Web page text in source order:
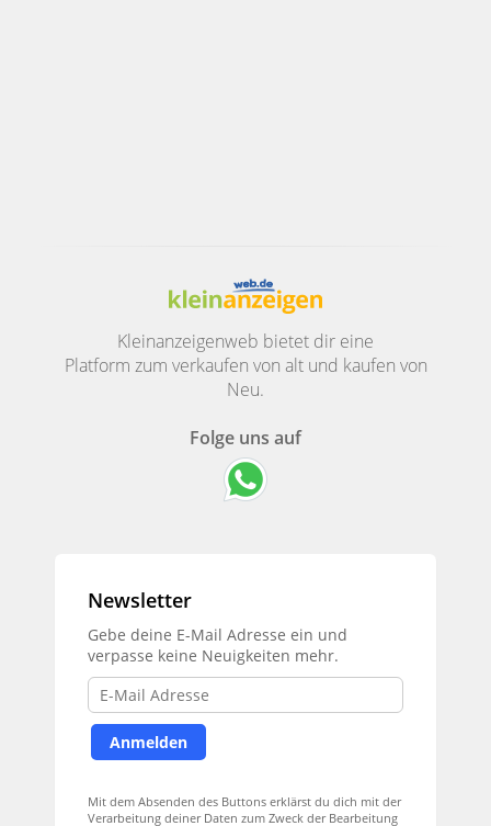
Kleinanzeigenweb bietet dir eine
Platform zum verkaufen von alt und kaufen von
Neu.
Folge uns auf
Newsletter
Gebe deine E-Mail Adresse ein und
verpasse keine Neuigkeiten mehr.
Mit dem Absenden des Buttons erklärst du dich mit der
Verarbeitung deiner Daten zum Zweck der Bearbeitung